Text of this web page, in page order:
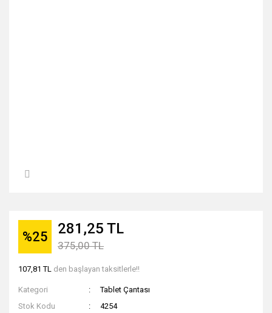
%25 281,25 TL
375,00 TL
107,81 TL den başlayan taksitlerle!!
Kategori
Tablet Çantası
Stok Kodu
4254